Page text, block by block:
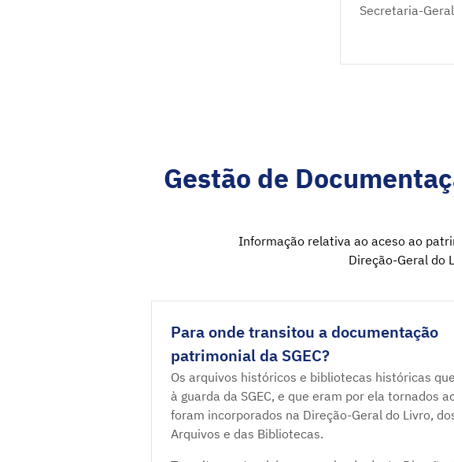
Secretaria-
Gestão de
Informação relativa ao aceso ao
Direção-Geral do
Para onde transitou a documentação
patrimonial da SGEC?
Os arquivos históricos e bibliotecas históricas
à guarda da SGEC, e que eram por ela tornados
foram incorporados na Direção-Geral do Livro,
Arquivos e das Bibliotecas.